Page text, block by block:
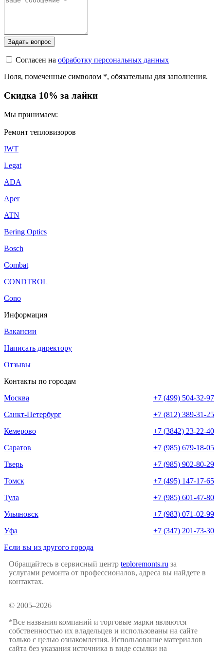
Согласен на обработку персональных данных
Поля, помеченные символом *, обязательны для заполнения.
Скидка 10% за лайки
Мы принимаем:
Ремонт тепловизоров
IWT
Legat
ADA
Aper
ATN
Bering Optics
Bosch
Combat
CONDTROL
Cono
Информация
Вакансии
Написать директору
Отзывы
Контакты по городам
Москва
+7 (499) 504-32-97
Санкт-Петербург
+7 (812) 389-31-25
Кемерово
+7 (3842) 23-22-40
Саратов
+7 (985) 679-18-05
Тверь
+7 (985) 902-80-29
Томск
+7 (495) 147-17-65
Тула
+7 (985) 601-47-80
Ульяновск
+7 (983) 071-02-99
Уфа
+7 (347) 201-73-30
Если вы из другого города
Обращайтесь в сервисный центр teploremonts.ru за
услугами ремонта от профессионалов, адреса вы найдете в
контактах.
© 2005–2026
*Все названия компаний и торговые марки являются
собственностью их владельцев и использованы на сайте
только с целью ознакомления. Использование материалов
сайта без указания источника в виде ссылки на